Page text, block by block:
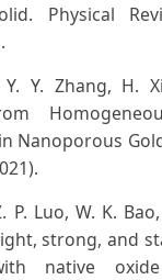
Physical
Y. Zhang, H.
Nanoporous
P. Luo, W. K.
strong, and
native